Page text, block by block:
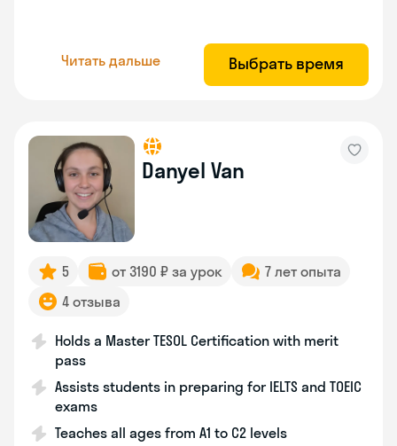
Читать дальше Выбрать время
Danyel Van
5 от 3190 ₽ за урок
7 лет опыта
4 отзыва
Holds a Master TESOL Certification with merit
pass
Assists students in preparing for IELTS and TOEIC
exams
Teaches all ages from A1 to C2 levels